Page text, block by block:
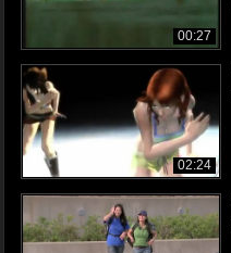
00:27
02:24